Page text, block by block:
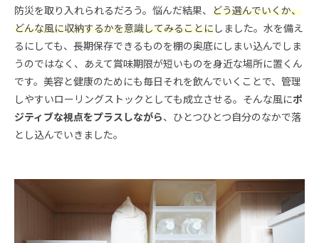
防災を取り入れられるだろう。悩んだ結果、 どう選んでいくか、
どんな風に収納するかを意識してみることにしました。水を備え
るにしても、長期保存できるものを棚の奥底にしまい込んでしま
うのではなく、あえて賞味期限が短いものを身近な場所に置くん
です。美容と健康のためにも毎日それを飲んでいくことで、管理
しやすいローリングストックとしても成立させる。そんな風にポ
ジティブな視点をプラスしながら、ひとつひとつ自分のなかで落
とし込んでいきました。